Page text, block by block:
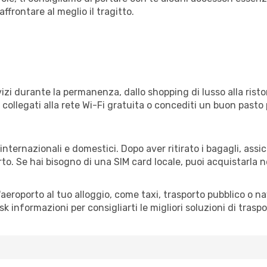
al meglio il tragitto.
durante la permanenza, dallo shopping di lusso alla
alla rete Wi-Fi gratuita o concediti un buon pasto
e domestici. Dopo aver ritirato i bagagli,
Se hai bisogno di una SIM card locale, puoi acquistarla
al tuo alloggio, come taxi, trasporto pubblico o
informazioni per consigliarti le migliori soluzioni di